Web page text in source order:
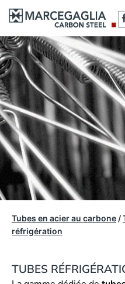
Tubes en acier au carbone /
réfrigération
TUBES